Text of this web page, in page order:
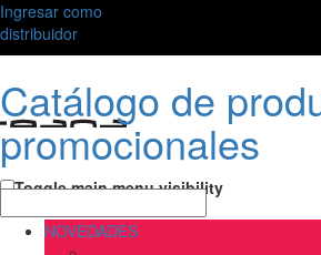
Ingresar como
distribuidor
Catálogo de
promocionales
Toggle main menu visibility
NOVEDADES